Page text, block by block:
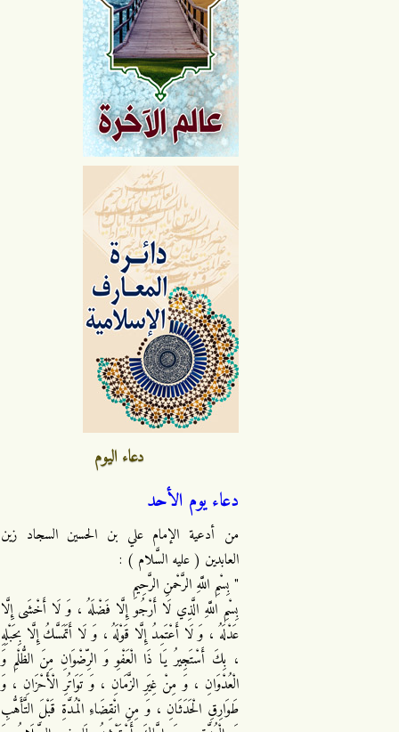
دعاء اليوم
دعاء يوم الأحد
من أدعية الإمام علي بن الحسين السجاد زين
العابدين ( عليه السَّلام ) :
" بِسْمِ اللَّهِ الرَّحْمنِ الرَّحِيمِ
بِسْمِ اللَّهِ الَّذِي لَا أَرْجُو إِلَّا فَضْلَهُ ، وَ لَا أَخْشَى إِلَّا
عَدْلَهُ ، وَ لَا أَعْتَمِدُ إِلَّا قَوْلَهُ ، وَ لَا أَتَمَسَّكُ إِلَّا بِحَبْلِهِ
، بِكَ أَسْتَجِيرُ يَا ذَا الْعَفْوِ وَ الرِّضْوَانِ مِنَ الظُّلْمِ وَ
الْعُدْوَانِ ، وَ مِنْ غِيَرِ الزَّمَانِ ، وَ تَوَاتُرِ الْأَحْزَانِ ، وَ
طَوَارِقِ الْحَدَثَانِ ، وَ مِنِ انْقِضَاءِ الْمُدَّةِ قَبْلَ التَّأَهُّبِ